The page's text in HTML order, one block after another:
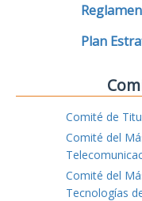
Plan
Comité de
Comité del
Comité del
Tecnologías